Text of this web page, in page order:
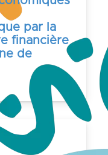
par la
financière
de